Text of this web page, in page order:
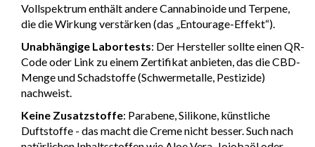
Vollspektrum enthält andere Cannabinoide und Terpene,
die die Wirkung verstärken (das „Entourage-Effekt“).
Unabhängige Labortests: Der Hersteller sollte einen QR-
Code oder Link zu einem Zertifikat anbieten, das die CBD-
Menge und Schadstoffe (Schwermetalle, Pestizide)
nachweist.
Keine Zusatzstoffe: Parabene, Silikone, künstliche
Duftstoffe - das macht die Creme nicht besser. Such nach